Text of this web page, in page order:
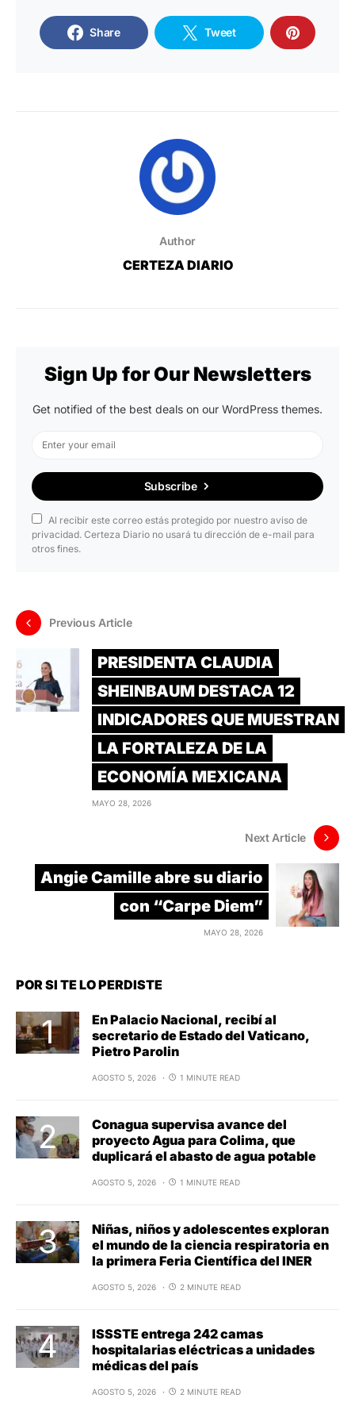
Share Tweet
Author
CERTEZA DIARIO
Sign Up for Our Newsletters
Get notified of the best deals on our WordPress themes.
Subscribe
Al recibir este correo estás protegido por nuestro aviso de
privacidad. Certeza Diario no usará tu dirección de e-mail para
otros fines.
Previous Article
PRESIDENTA CLAUDIA
SHEINBAUM DESTACA 12
INDICADORES QUE MUESTRAN
LA FORTALEZA DE LA
ECONOMÍA MEXICANA
MAYO 28, 2026
Next Article
Angie Camille abre su diario
con “Carpe Diem”
MAYO 28, 2026
POR SI TE LO PERDISTE
En Palacio Nacional, recibí al
secretario de Estado del Vaticano,
Pietro Parolin
AGOSTO 5, 2026 1 MINUTE READ
Conagua supervisa avance del
proyecto Agua para Colima, que
duplicará el abasto de agua potable
AGOSTO 5, 2026 1 MINUTE READ
Niñas, niños y adolescentes exploran
el mundo de la ciencia respiratoria en
la primera Feria Científica del INER
AGOSTO 5, 2026 2 MINUTE READ
ISSSTE entrega 242 camas
hospitalarias eléctricas a unidades
médicas del país
AGOSTO 5, 2026 2 MINUTE READ